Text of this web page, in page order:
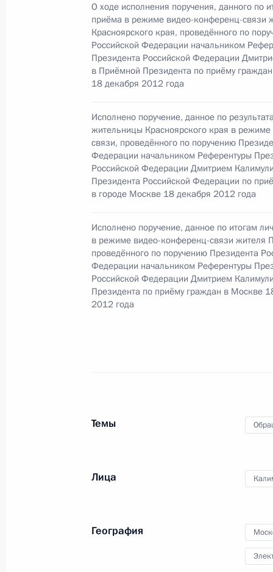
в режиме видео-конференц-связи
по поручению Президента
Руководителя Администрации
Громовым в Приёмной Президента
в Москве 21 ноября 2013 года
О ходе исполнения поручения,
конференц-связи жителя
Президента Российской
Администрации Президента
в Приёмной Президента
21 ноября 2013 года
9 декабря 2013 года, 22:01
11 ноября 2013 года, понедельник
Исполнено поручение, данное по
Президента Российской
Российской Федерации Дмитрием
граждан в Москве 18 декабря
О ходе исполнения поручения, данного по
приёма в режиме видео-конференц-связи
Красноярского края, проведённого по
Российской Федерации начальником
Президента Российской Федерации
в Приёмной Президента по приёму
18 декабря 2012 года
Исполнено поручение, данное по
жительницы Красноярского края в
связи, проведённого по поручению
Федерации начальником Референтуры
Российской Федерации Дмитрием
Президента Российской Федерации по
в городе Москве 18 декабря 2012 года
Исполнено поручение, данное по итогам
в режиме видео-конференц-связи жителя
проведённого по поручению Президента
Федерации начальником Референтуры
Российской Федерации Дмитрием
Президента по приёму граждан в Москве
2012 года
Темы
Лица
География